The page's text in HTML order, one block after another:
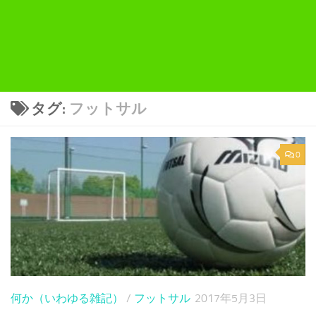
タグ: フットサル
0
何か（いわゆる雑記） / フットサル 2017年5月3日